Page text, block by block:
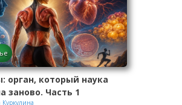
который наука
заново. Часть 1
Куркулина